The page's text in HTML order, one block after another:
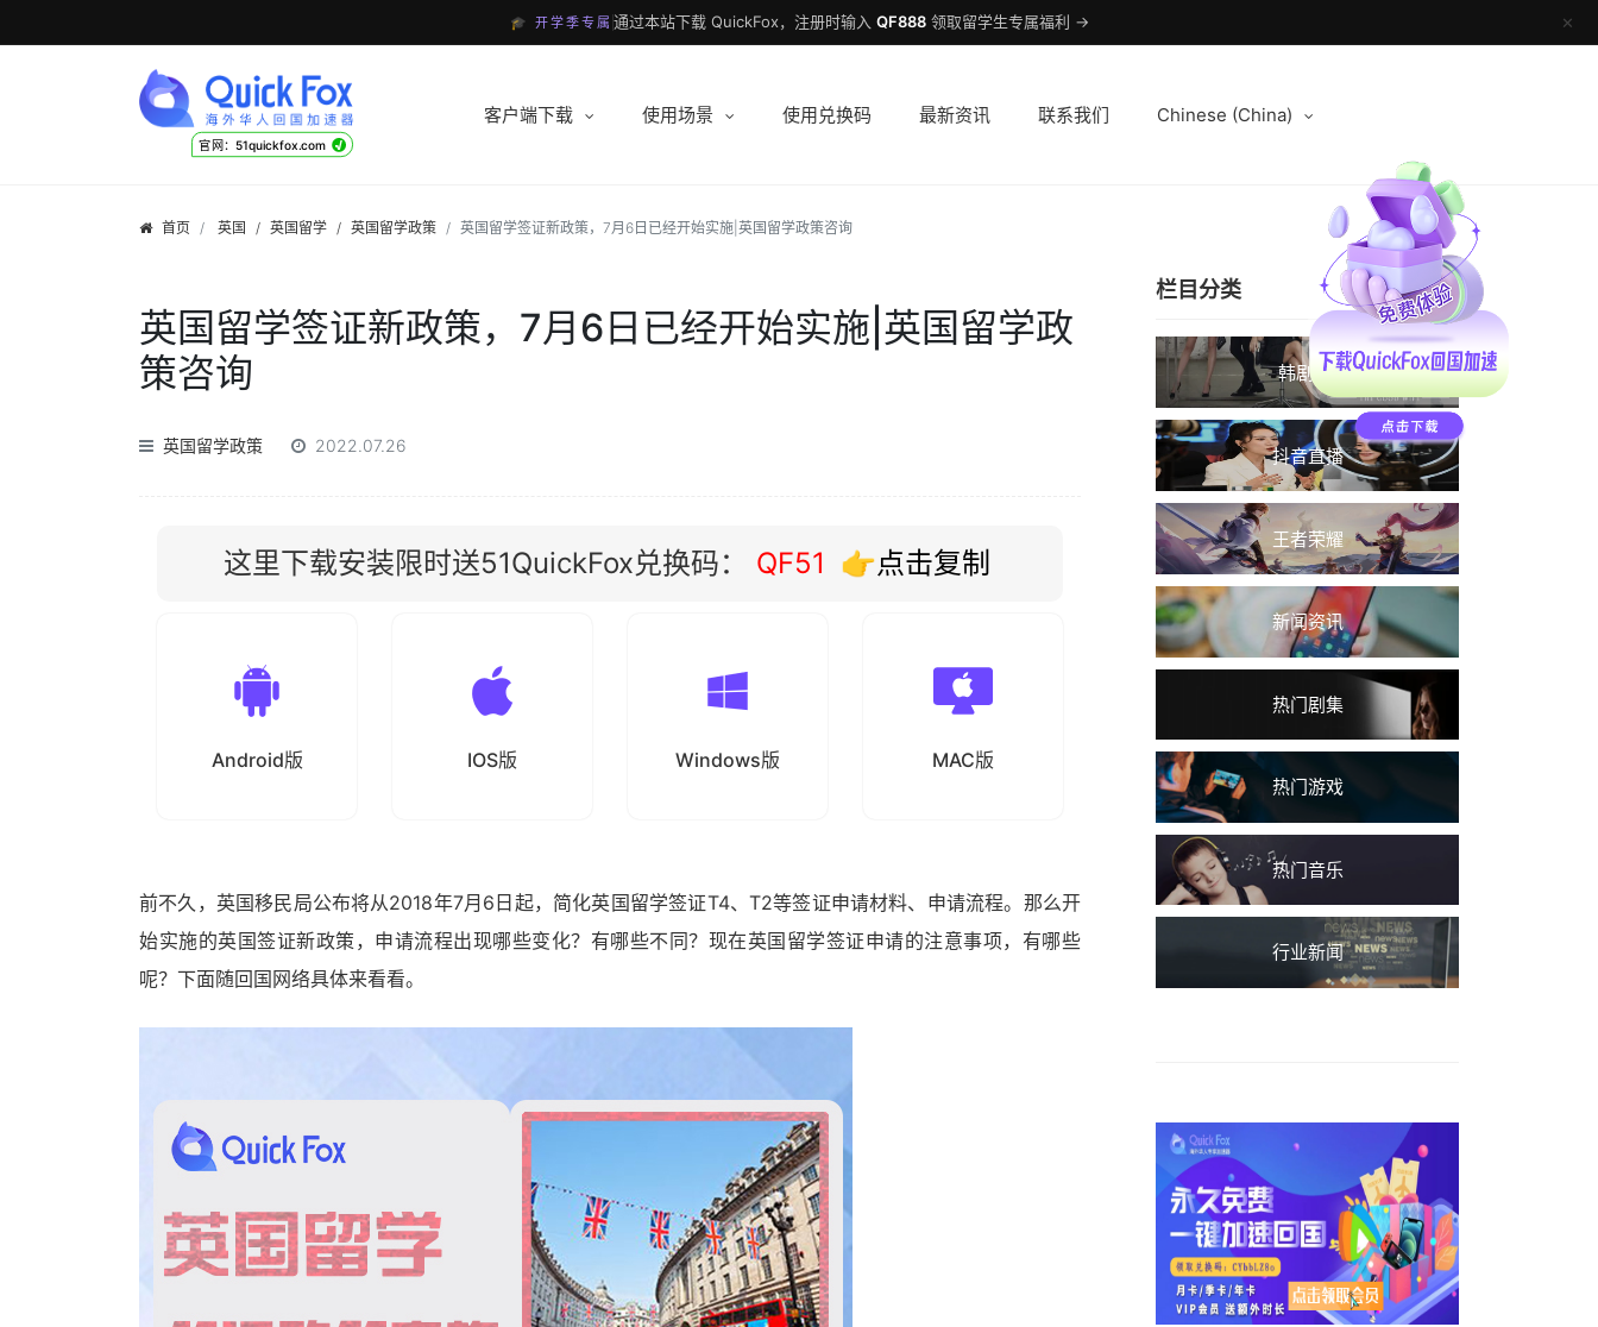
🎓 开学季专属 通过本站下载 QuickFox，注册时输入 QF888领取留学生专属福利 → ✕
官网：51quickfox.com √
客户端下载 使用场景 使用兑换码 最新资讯 联系我们 Chinese (China)
首页 英国 / 英国留学 / 英国留学政策 英国留学签证新政策，7月6日已经开始实施|英国留学政策咨询
英国留学签证新政策，7月6日已经开始实施|英国留学政
策咨询
英国留学政策 2022.07.26
这里下载安装限时送51QuickFox兑换码： QF51 👉点击复制
Android版 IOS版 Windows版 MAC版
前不久，英国移民局公布将从2018年7月6日起，简化英国留学签证T4、T2等签证申请材料、申请流程。那么开
始实施的英国签证新政策，申请流程出现哪些变化？有哪些不同？现在英国留学签证申请的注意事项，有哪些
呢？下面随回国网络具体来看看。
栏目分类
韩剧TV
抖音直播
王者荣耀
新闻资讯
热门剧集
热门游戏
热门音乐
行业新闻